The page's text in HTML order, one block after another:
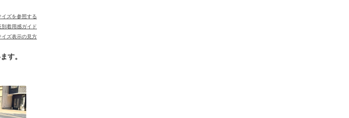
ズを参照する
別着用感ガイド
イズ表示の見方
す。